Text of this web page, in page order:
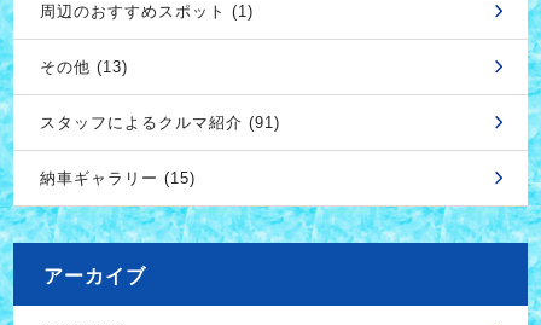
周辺のおすすめスポット (1)
その他 (13)
スタッフによるクルマ紹介 (91)
納車ギャラリー (15)
アーカイブ